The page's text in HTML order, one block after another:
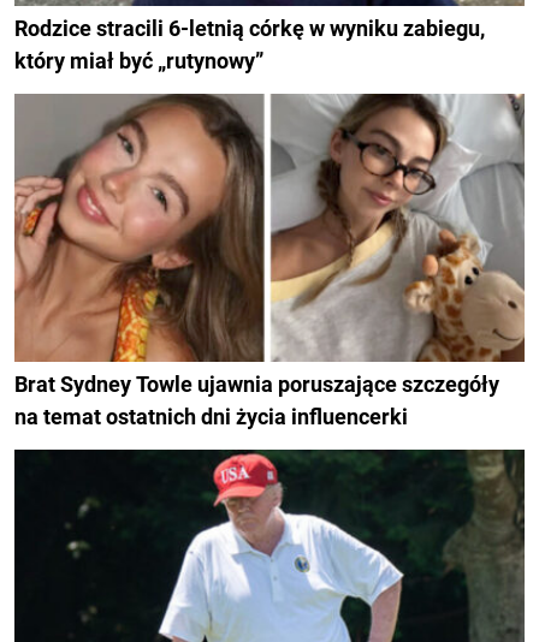
Rodzice stracili 6-letnią córkę w wyniku zabiegu,
który miał być „rutynowy”
Brat Sydney Towle ujawnia poruszające szczegóły
na temat ostatnich dni życia influencerki